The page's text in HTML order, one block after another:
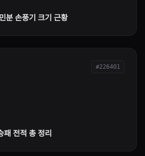
분 손풍기 크기 근황
#226401
패 전적 총 정리